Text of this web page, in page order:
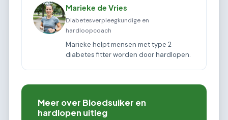
Marieke de Vries
Diabetesverpleegkundige en
hardloopcoach
Marieke helpt mensen met type 2
diabetes fitter worden door hardlopen.
Meer over Bloedsuiker en
hardlopen uitleg